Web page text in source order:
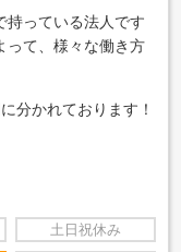
持っている法人です
って、様々な働き方
分かれております！
土日祝休み